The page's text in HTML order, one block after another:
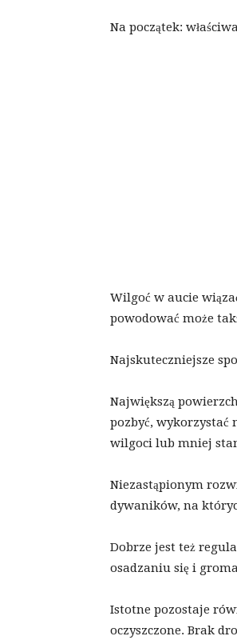
Na początek:
Wilgoć w aucie
powodować może
Najskuteczniejsze
Największą
pozbyć, wykorzystać
wilgoci lub mniej
Niezastąpionym
dywaników, na
Dobrze jest też
osadzaniu się i
Istotne pozostaje
oczyszczone. Brak